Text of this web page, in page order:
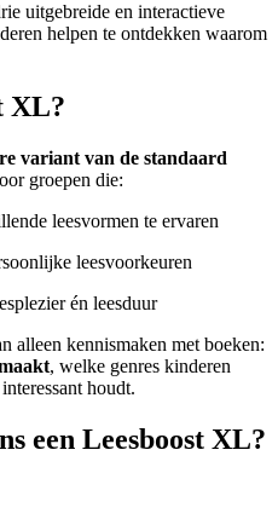
uitgebreide en interactieve
helpen te ontdekken waarom
XL?
variant van de standaard
groepen die:
leesvormen te ervaren
leesvoorkeuren
én leesduur
alleen kennismaken met boeken:
, welke genres kinderen
houdt.
een Leesboost XL?